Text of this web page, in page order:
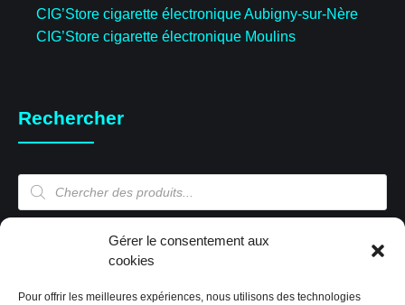
Gérer le consentement aux
cookies
Pour offrir les meilleures expériences, nous utilisons des technologies
CIG’Store cigarette électronique Aubigny-sur-Nère
CIG’Store cigarette électronique Moulins
Rechercher
Recherche
produits
Mon compte